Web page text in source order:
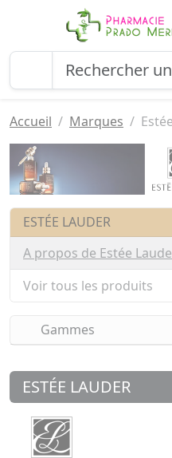
Accueil Marques
ESTÉE LAUDER
A propos de Estée
Voir tous les produits
Gammes
ESTÉE LAUDER